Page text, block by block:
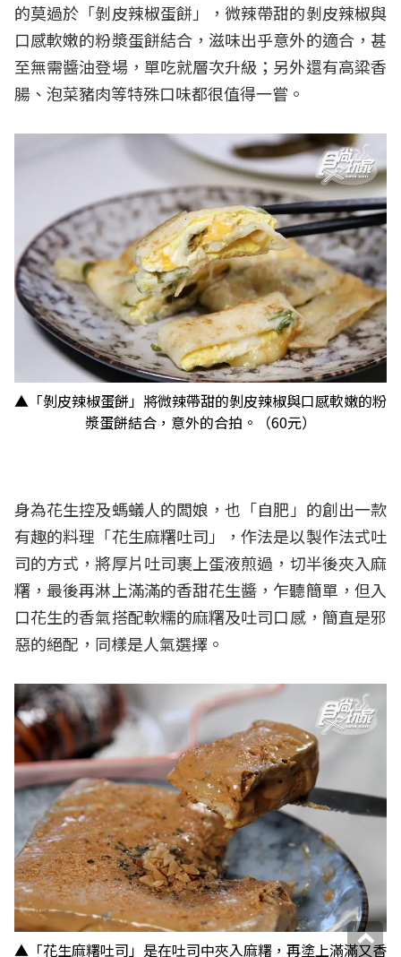
的莫過於「剝皮辣椒蛋餅」，微辣帶甜的剝皮辣椒與
口感軟嫩的粉漿蛋餅結合，滋味出乎意外的適合，甚
至無需醬油登場， 單吃就層次升級；另外還有高粱香
腸、泡菜豬肉等特殊口味都很值得一嘗。
▲「剝皮辣椒蛋餅」將微辣帶甜的剝皮辣椒與口感軟嫩的粉
漿蛋餅結合，意外的合拍。（60元）
身為花生控及螞蟻人的闆娘，也「自肥」的創出一款
有趣的料理「花生麻糬吐司」，作法是以製作法式吐
司的方式，將厚片吐司裹上蛋液煎過，切半後夾入麻
糬， 最後再淋上滿滿的香甜花生醬，乍聽簡單， 但入
口花生的香氣搭配軟糯的麻糬及吐司口感，簡直是邪
惡的絕配，同樣是人氣選擇。
▲「花生麻糬吐司」是在吐司中夾入麻糬，再塗上滿滿又香